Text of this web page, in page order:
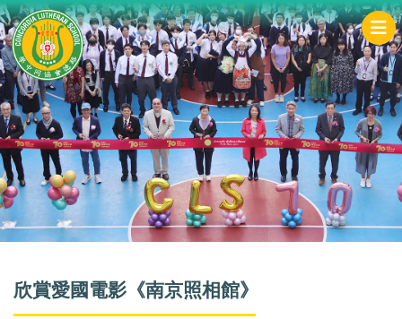
欣賞愛國電影《南京照相館》